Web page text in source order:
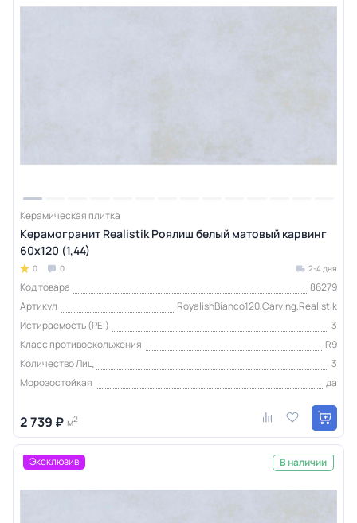
Керамическая плитка
Керамогранит Realistik Роялиш белый матовый карвинг
60x120 (1,44)
0 0 2-4 дня
Код товара
86279
Артикул
RoyalishBianco120,Carving,Realistik
Истираемость (PEI)
3
Класс противоскольжения
R9
Количество Лиц
3
Морозостойкая
да
2 739 ₽ м2
Эксклюзив В наличии